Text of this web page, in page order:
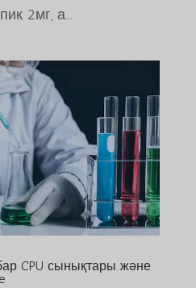
2мг, а...
CPU сынықтары және